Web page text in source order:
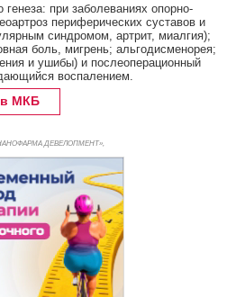
при заболеваниях опорно-
периферических суставов и
синдромом, артрит, миалгия);
боль, мигрень; альгодисменорея;
и ушибы) и послеоперационный
воспалением.
МКБ
ДЕВЕЛОПМЕНТ»,